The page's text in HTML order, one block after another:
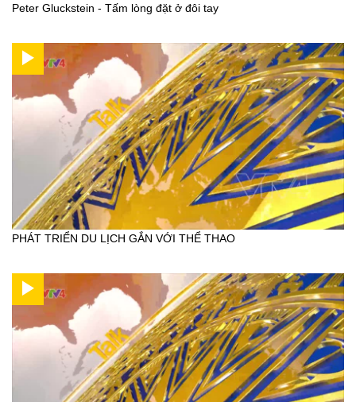
Peter Gluckstein - Tấm lòng đặt ở đôi tay
PHÁT TRIỂN DU LỊCH GẮN VỚI THỂ THAO